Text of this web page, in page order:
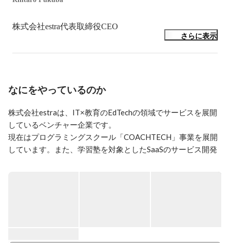
株式会社estra代表取締役CEO
さらに表示
なにをやっているのか
株式会社estraは、IT×教育のEdTechの領域でサービスを展開
しているベンチャー企業です。
現在はプログラミングスクール「COACHTECH」事業を展開
しています。また、学習塾を対象としたSaaSのサービス開発